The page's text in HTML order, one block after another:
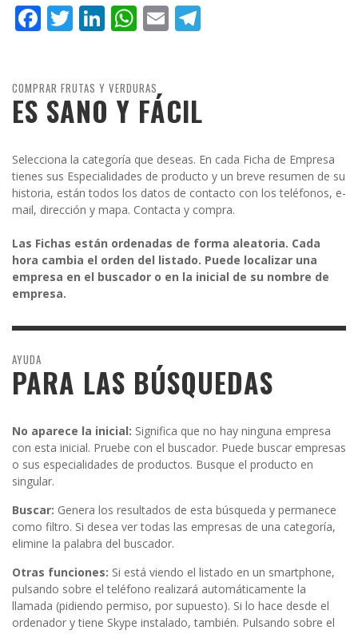
Facebook
Twitter
LinkedIn
WhatsApp
Email
COMPRAR FRUTAS Y VERDURAS
ES SANO Y FÁCIL
Selecciona la categoría que deseas. En cada Ficha de Empresa
tienes sus Especialidades de producto y un breve resumen de su
historia, están todos los datos de contacto con los teléfonos, e-
mail, dirección y mapa. Contacta y compra.
Las Fichas están ordenadas de forma aleatoria. Cada
hora cambia el orden del listado. Puede localizar una
empresa en el buscador o en la inicial de su nombre de
empresa.
AYUDA
PARA LAS BÚSQUEDAS
No aparece la inicial: Significa que no hay ninguna empresa
con esta inicial. Pruebe con el buscador. Puede buscar empresas
o sus especialidades de productos. Busque el producto en
singular.
Buscar: Genera los resultados de esta búsqueda y permanece
como filtro. Si desea ver todas las empresas de una categoría,
elimine la palabra del buscador.
Otras funciones: Si está viendo el listado en un smartphone,
pulsando sobre el teléfono realizará automáticamente la
llamada (pidiendo permiso, por supuesto). Si lo hace desde el
ordenador y tiene Skype instalado, también. Pulsando sobre el